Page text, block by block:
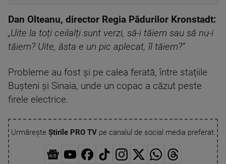
Dan Olteanu, director Regia Pădurilor Kronstadt:
„Uite la toți ceilalți sunt verzi, să-i tăiem sau să nu-i
tăiem? Uite, ăsta e un pic aplecat, îl tăiem?”
Probleme au fost și pe calea ferată, între stațiile
Bușteni și Sinaia, unde un copac a căzut peste
firele electrice.
Urmărește Știrile PRO TVpe canalul de social media preferat: